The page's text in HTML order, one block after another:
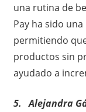
una rutina de
Pay ha sido
permitiendo
productos sin
ayudado a
5. ​ ​ Alejandra